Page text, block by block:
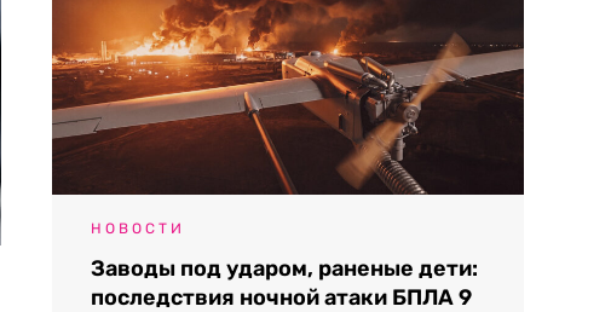
НОВОСТИ
Заводы под ударом, раненые дети:
последствия ночной атаки БПЛА 9